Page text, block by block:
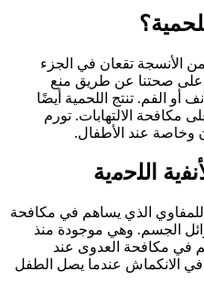
الأنسجة تقعان في الجزء
على صحتنا عن طريق منع
أو الفم. تنتج اللحمية أيضًا
مكافحة الالتهابات. تورم
وخاصة عند الأطفال.
اﻟﻠﺣﻣﯾﺔ
اللمفاوي الذي يساهم في مكافحة
الجسم. وهي موجودة منذ
في مكافحة العدوى عند
في الانكماش عندما يصل الطفل